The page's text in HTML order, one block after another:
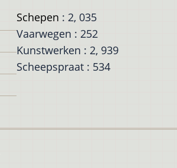
Schepen : 2, 035
Vaarwegen : 252
Kunstwerken : 2, 939
Scheepspraat : 534